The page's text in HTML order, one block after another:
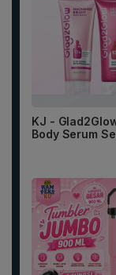
KJ -
Body Serum